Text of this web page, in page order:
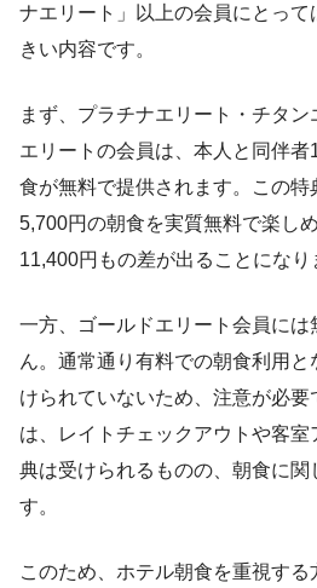
ナエリート」以上の会員にとっ
きい内容です。
まず、プラチナエリート・チタ
エリートの会員は、本人と同伴
食が無料で提供されます。この特
5,700円の朝食を実質無料で楽し
11,400円もの差が出ることになり
一方、ゴールドエリート会員に
ん。通常通り有料での朝食利用
けられていないため、注意が必要
は、レイトチェックアウトや客
典は受けられるものの、朝食に
す。
このため、ホテル朝食を重視す